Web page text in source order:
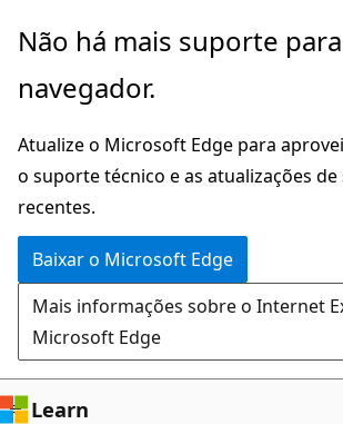
Pular
o
principal
Não há mais suporte
navegador.
Atualize o Microsoft Edge para
o suporte técnico e as atualizações
recentes.
Baixar o Microsoft Edge
Mais informações sobre o Internet
Microsoft Edge
Learn